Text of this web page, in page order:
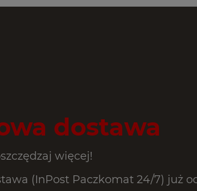
dostawa
więcej!
(InPost Paczkomat 24/7) już od